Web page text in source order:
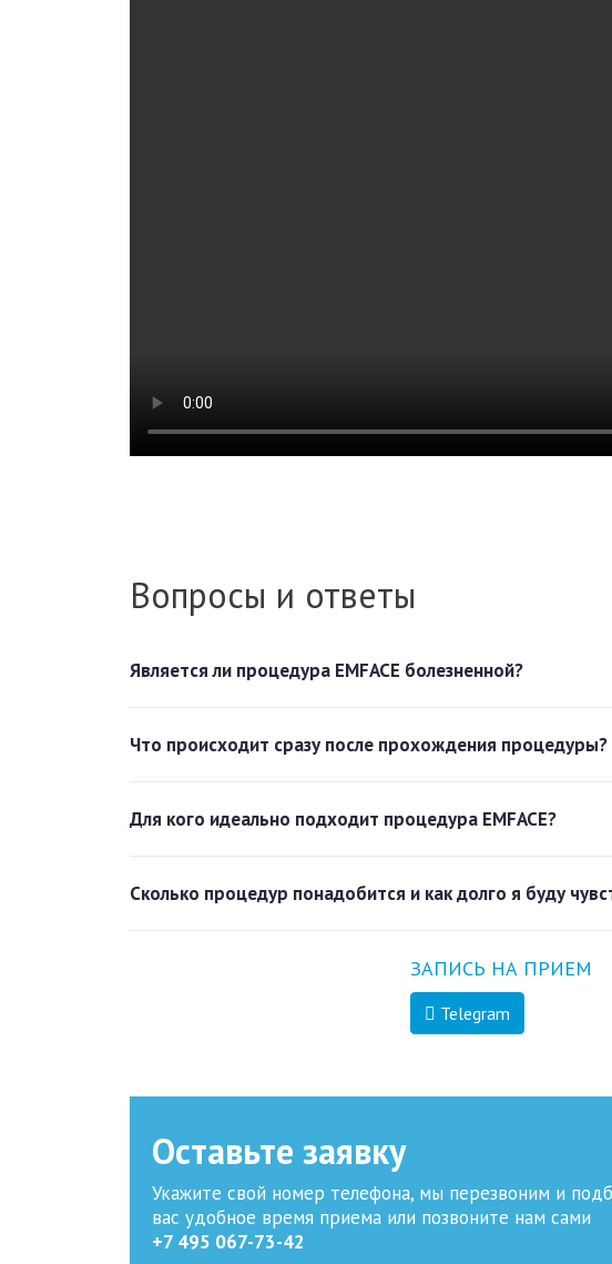
Вопросы и ответы
Является ли процедура EMFACE болезненной?
Что происходит сразу после прохождения процедуры?
Для кого идеально подходит процедура EMFACE?
Сколько процедур понадобится и как долго я буду
ЗАПИСЬ НА ПРИЕМ
Telegram
Оставьте заявку
Укажите свой номер телефона, мы перезвоним и
вас удобное время приема или позвоните нам сами
+7 495 067-73-42